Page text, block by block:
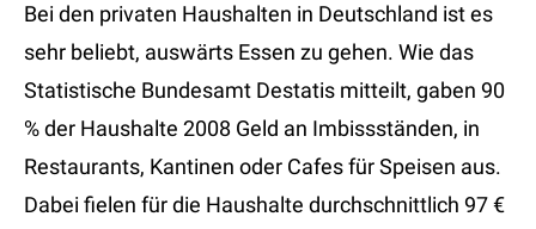
Bei den privaten Haushalten in Deutschland ist es
sehr beliebt, auswärts Essen zu gehen. Wie das
Statistische Bundesamt Destatis mitteilt, gaben 90
% der Haushalte 2008 Geld an Imbissständen, in
Restaurants, Kantinen oder Cafes für Speisen aus.
Dabei fielen für die Haushalte durchschnittlich 97 €